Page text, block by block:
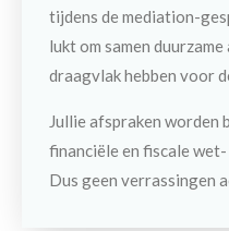
tijdens de mediation-
lukt om samen
draagvlak hebben voor
Jullie afspraken worden
financiële en fiscale
Dus geen verrassingen